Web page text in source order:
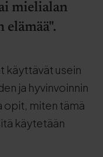
mielialan
elämää".
käyttävät usein
ja hyvinvoinnin
opit, miten tämä
käytetään